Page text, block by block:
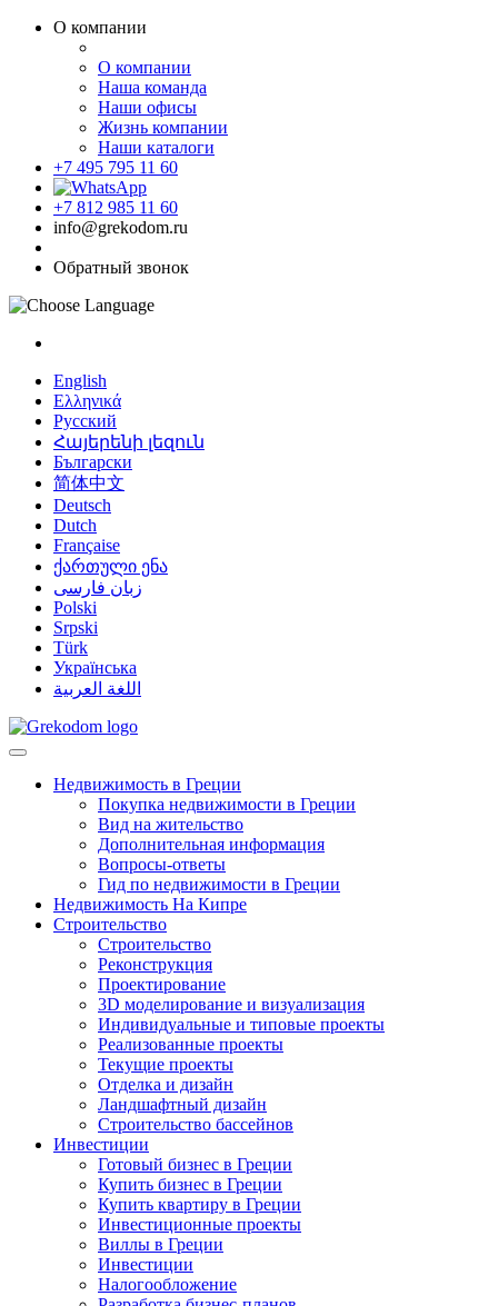
О компании
О компании
Наша команда
Наши офисы
Жизнь компании
Наши каталоги
+7 495 795 11 60
+7 812 985 11 60
info@grekodom.ru
Обратный звонок
English
Ελληνικά
Русский
Հայերենի լեզուն
Български
简体中文
Deutsch
Dutch
Française
ქართული ენა
زبان فارسی
Polski
Srpski
Türk
Українська
اللغة العربية
Недвижимость в Греции
Покупка недвижимости в Греции
Вид на жительство
Дополнительная информация
Вопросы-ответы
Гид по недвижимости в Греции
Недвижимость На Кипре
Строительство
Строительство
Реконструкция
Проектирование
3D моделирование и визуализация
Индивидуальные и типовые проекты
Реализованные проекты
Текущие проекты
Отделка и дизайн
Ландшафтный дизайн
Строительство бассейнов
Инвестиции
Готовый бизнес в Греции
Купить бизнес в Греции
Купить квартиру в Греции
Инвестиционные проекты
Виллы в Греции
Инвестиции
Налогообложение